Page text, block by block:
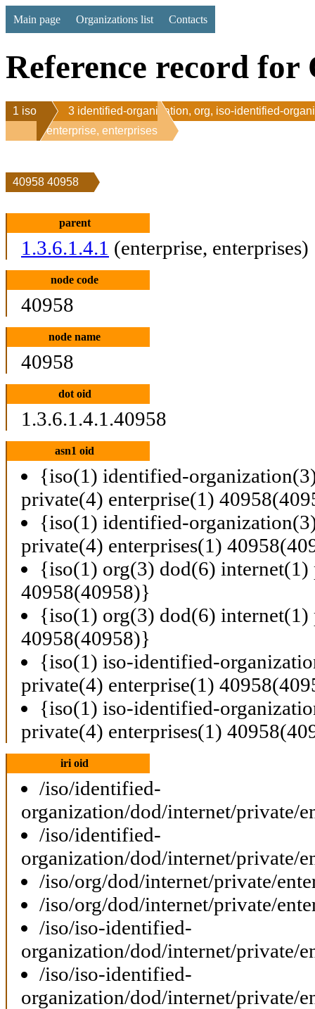
Main page Organizations list Contacts
Reference record for
1 iso
3 identified-organization, org, iso-identified-
1 enterprise, enterprises
40958 40958
parent
1.3.6.1.4.1 (enterprise, enterprises)
node code
40958
node name
40958
dot oid
1.3.6.1.4.1.40958
asn1 oid
{iso(1) identified-
private(4) enterprise(1)
{iso(1) identified-
private(4) enterprises(1)
{iso(1) org(3) dod(6) internet(1)
40958(40958)}
{iso(1) org(3) dod(6) internet(1)
40958(40958)}
{iso(1) iso-identified-
private(4) enterprise(1)
{iso(1) iso-identified-
private(4) enterprises(1)
iri oid
/iso/identified-
organization/dod/internet/private/
/iso/identified-
organization/dod/internet/private/
/iso/org/dod/internet/private/
/iso/org/dod/internet/private/
/iso/iso-identified-
organization/dod/internet/private/
/iso/iso-identified-
organization/dod/internet/private/